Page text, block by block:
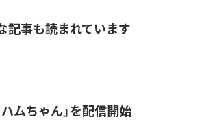
記事も読まれています
ムちゃん」を配信開始